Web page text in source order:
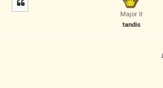
Major II
tandis